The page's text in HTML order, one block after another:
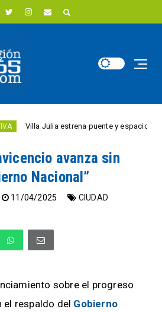
Julia estrena puente y espacios
avanza sin
Nacional”
11/04/2025
CIUDAD
sobre el progreso
el respaldo del Gobierno